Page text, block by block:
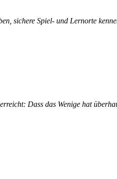
sichere Spiel- und Lernorte
Dass das Wenige hat